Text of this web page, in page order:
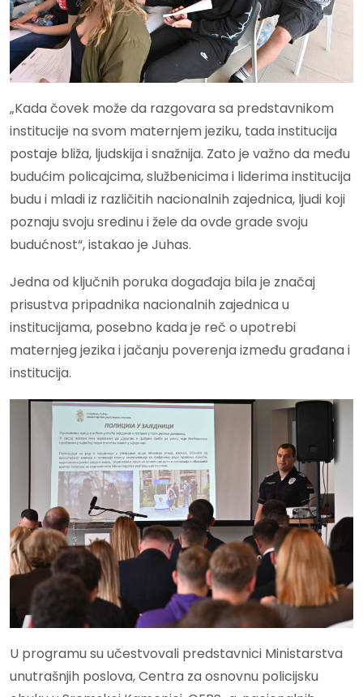
„Kada čovek može da razgovara sa predstavnikom
institucije na svom maternjem jeziku, tada institucija
postaje bliža, ljudskija i snažnija. Zato je važno da među
budućim policajcima, službenicima i liderima institucija
budu i mladi iz različitih nacionalnih zajednica, ljudi koji
poznaju svoju sredinu i žele da ovde grade svoju
budućnost“, istakao je Juhas.
Jedna od ključnih poruka događaja bila je značaj
prisustva pripadnika nacionalnih zajednica u
institucijama, posebno kada je reč o upotrebi
maternjeg jezika i jačanju poverenja između građana i
institucija.
U programu su učestvovali predstavnici Ministarstva
unutrašnjih poslova, Centra za osnovnu policijsku